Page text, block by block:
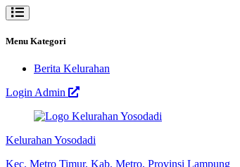
Menu Kategori
Berita Kelurahan
Login Admin
Kelurahan Yosodadi
Kec. Metro Timur, Kab. Metro, Provinsi Lampung